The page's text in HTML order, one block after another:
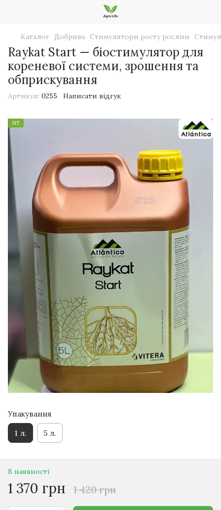
Каталог Добрива Стимулятори росту рослин
Raykat Start — біостимулятор для
кореневої системи, зрошення та
обприскування
Артикул: 0255 Написати відгук
ХІТ
Упакування
1 л. 5 л.
В наявності
1 370 грн 1 420 грн